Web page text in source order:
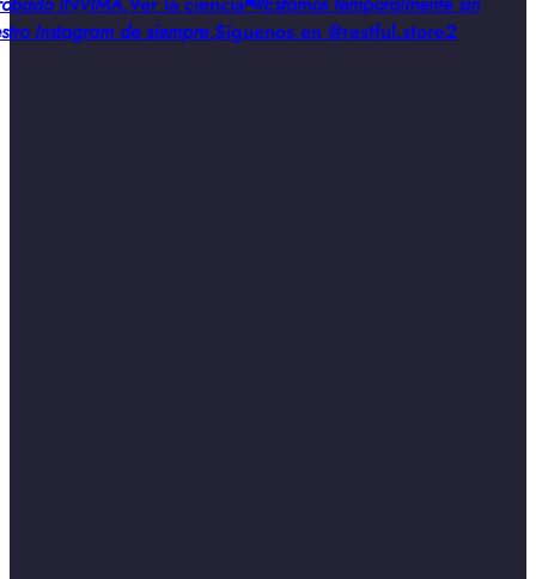
Instagram de siempre,Síguenos en @restful.store2